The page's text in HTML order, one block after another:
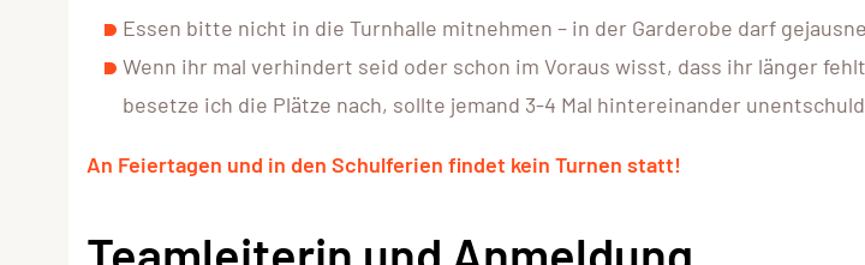
Essen bitte nicht in die Turnhalle mitnehmen – in der Garderobe darf
Wenn ihr mal verhindert seid oder schon im Voraus wisst, dass ihr länger
besetze ich die Plätze nach, sollte jemand 3-4 Mal hintereinander
An Feiertagen und in den Schulferien findet kein Turnen statt!